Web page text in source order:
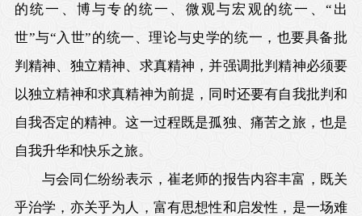
的统一、博与专的统一、微观与宏观的统一、“出
世”与“入世”的统一、理论与史学的统一，也要具备批
判精神、独立精神、求真精神，并强调批判精神必须要
以独立精神和求真精神为前提，同时还要有自我批判和
自我否定的精神。这一过程既是孤独、痛苦之旅，也是
自我升华和快乐之旅。
与会同仁纷纷表示，崔老师的报告内容丰富，既关
乎治学，亦关乎为人，富有思想性和启发性，是一场难